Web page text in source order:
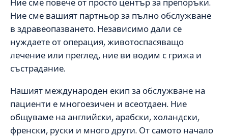
Ние сме повече от просто център за препоръки.
Ние сме вашият партньор за пълно обслужване
в здравеопазването. Независимо дали се
нуждаете от операция, животоспасяващо
лечение или преглед, ние ви водим с грижа и
състрадание.
Нашият международен екип за обслужване на
пациенти е многоезичен и всеотдаен. Ние
общуваме на английски, арабски, холандски,
френски, руски и много други. От самото начало